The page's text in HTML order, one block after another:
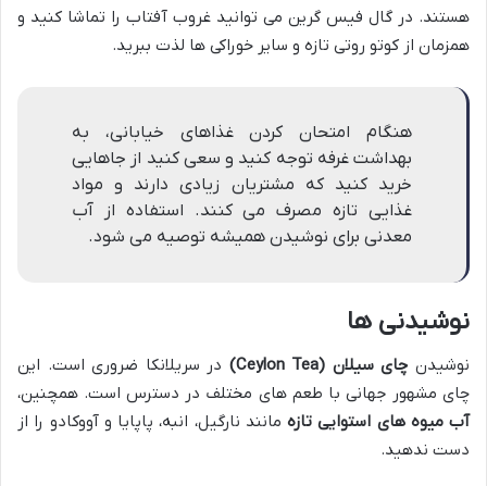
هستند. در گال فیس گرین می توانید غروب آفتاب را تماشا کنید و
همزمان از کوتو روتی تازه و سایر خوراکی ها لذت ببرید.
هنگام امتحان کردن غذاهای خیابانی، به
بهداشت غرفه توجه کنید و سعی کنید از جاهایی
خرید کنید که مشتریان زیادی دارند و مواد
غذایی تازه مصرف می کنند. استفاده از آب
معدنی برای نوشیدن همیشه توصیه می شود.
نوشیدنی ها
نوشیدن چای سیلان (Ceylon Tea)
در سریلانکا ضروری است. این
چای مشهور جهانی با طعم های مختلف در دسترس است. همچنین،
آب میوه های استوایی تازه مانند نارگیل، انبه، پاپایا و آووکادو را از
دست ندهید.